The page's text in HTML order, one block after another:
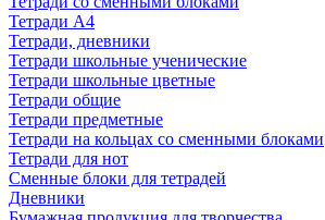
Тетради А4
Тетради, дневники
Тетради школьные ученические
Тетради школьные цветные
Тетради общие
Тетради предметные
Тетради на кольцах со сменными блоками
Тетради для нот
Сменные блоки для тетрадей
Дневники